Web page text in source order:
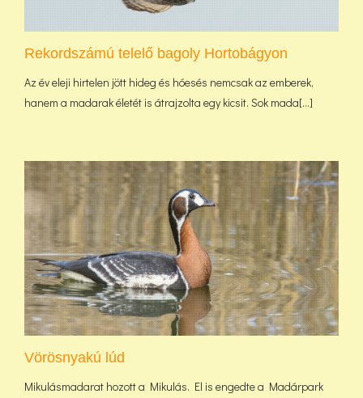
Rekordszámú telelő bagoly Hortobágyon
Az év eleji hirtelen jött hideg és hóesés nemcsak az emberek,
hanem a madarak életét is átrajzolta egy kicsit. Sok mada[...]
Vörösnyakú lúd
Mikulásmadarat hozott a Mikulás. El is engedte a Madárpark